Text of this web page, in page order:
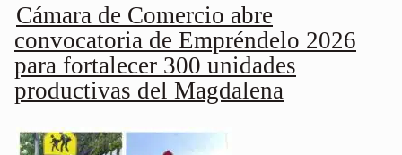
Cámara de Comercio abre
convocatoria de Empréndelo 2026
para fortalecer 300 unidades
productivas del Magdalena